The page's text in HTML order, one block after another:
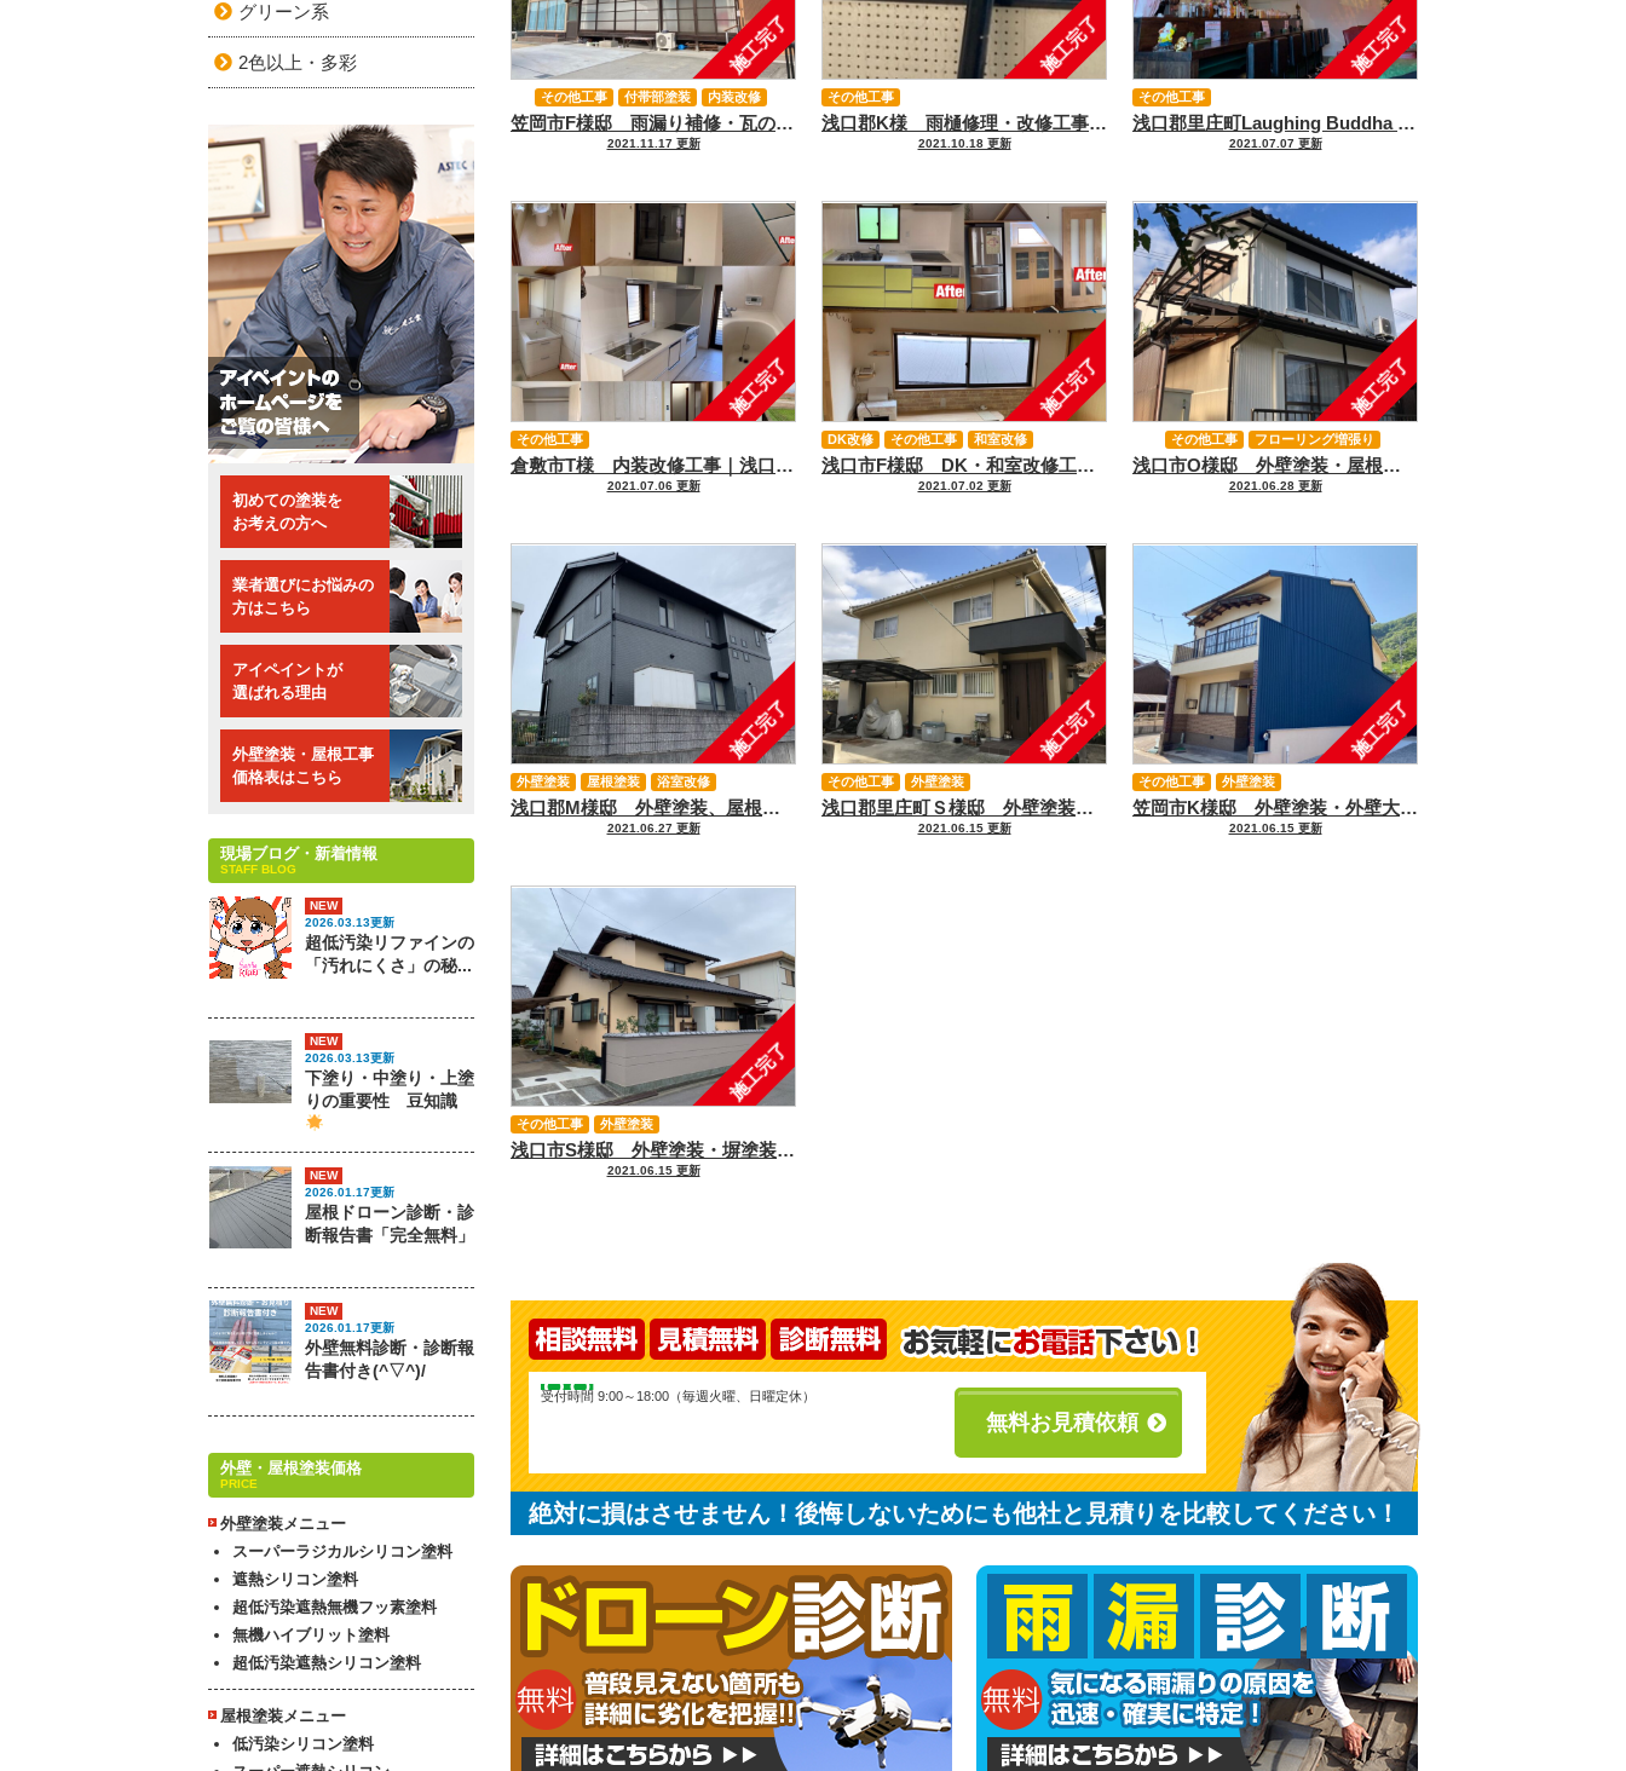
施工完了
笠岡市F様邸 雨漏り補修・瓦の葺き替え工事・外壁塗装工事｜浅口市、里庄、笠岡市、井原市、鴨方の外壁塗装＆屋根塗装＆雨漏り専門店【アイペイント】
2021.11.17 更新
その他工事 付帯部塗装
内装改修
外壁塗装
屋根改修工事
瓦の葺き替え
防水工事
雨漏り補修工事
施工完了
浅口郡K様 雨樋修理・改修工事｜浅口市、里庄、笠岡市、井原市、鴨方の外壁塗装＆屋根塗装＆雨漏り専門店【アイペイント】
2021.10.18 更新
その他工事
施工完了
浅口郡里庄町Laughing Buddha Cafe様 の給排水設備工事｜浅口市、里庄、笠岡市、井原市、鴨方の外壁塗装＆屋根塗装＆雨漏り専門店【アイペイント】
2021.07.07 更新
その他工事
施工完了
倉敷市T様 内装改修工事｜浅口市、里庄、笠岡市、井原市、鴨方の外壁塗装＆屋根塗装＆雨漏り専門店【アイペイント】
2021.07.06 更新
その他工事
施工完了
浅口市F様邸 DK・和室改修工事｜浅口市、里庄、笠岡市、井原市、鴨方の外壁塗装＆屋根塗装＆雨漏り専門店【アイペイント】
2021.07.02 更新
DK改修 その他工事 和室改修
施工完了
浅口市O様邸 外壁塗装・屋根塗装・玄関フローリング増張り、2Fポリカ張替え、１F瓦、水切り補修｜浅口市、里庄、笠岡市、井原市、鴨方の外壁塗装＆屋根塗装＆雨漏り専門店【アイペイント】
2021.06.28 更新
その他工事
フローリング増張り
外壁塗装
屋根塗装
施工完了
浅口郡M様邸 外壁塗装、屋根塗装、浴室改修工事｜浅口市、里庄、笠岡市、井原市、鴨方の外壁塗装＆屋根塗装＆雨漏り専門店【アイペイント】
2021.06.27 更新
外壁塗装 屋根塗装 浴室改修
施工完了
浅口郡里庄町Ｓ様邸 外壁塗装、ポーチ張替え、玄関ドア・窓カバー工法｜浅口市、里庄、笠岡市、井原市、鴨方の外壁塗装＆屋根塗装＆雨漏り専門店【アイペイント】
2021.06.15 更新
その他工事 外壁塗装
施工完了
笠岡市K様邸 外壁塗装・外壁大角波張工事｜浅口市、里庄、笠岡市、井原市、鴨方の外壁塗装＆屋根塗装＆雨漏り専門店【アイペイント】
2021.06.15 更新
その他工事 外壁塗装
施工完了
浅口市S様邸 外壁塗装・塀塗装｜浅口市、里庄、笠岡市、井原市、鴨方の外壁塗装＆屋根塗装＆雨漏り専門店【アイペイント】
2021.06.15 更新
その他工事 外壁塗装
受付時間 9:00～18:00（毎週火曜、日曜定休）
無料お見積依頼
絶対に損はさせません！後悔しないためにも他社と見積りを比較してください！
グリーン系
2色以上・多彩
初めての塗装を
お考えの方へ
業者選びにお悩みの
方はこちら
アイペイントが
選ばれる理由
外壁塗装・屋根工事
価格表はこちら
現場ブログ・新着情報
STAFF BLOG
NEW
2026.03.13更新
超低汚染リファインの
「汚れにくさ」の秘...
NEW
2026.03.13更新
下塗り・中塗り・上塗
りの重要性 豆知識
NEW
2026.01.17更新
屋根ドローン診断・診
断報告書「完全無料」
NEW
2026.01.17更新
外壁無料診断・診断報
告書付き(^▽^)/
外壁・屋根塗装価格
PRICE
外壁塗装メニュー
スーパーラジカルシリコン塗料
遮熱シリコン塗料
超低汚染遮熱無機フッ素塗料
無機ハイブリット塗料
超低汚染遮熱シリコン塗料
屋根塗装メニュー
低汚染シリコン塗料